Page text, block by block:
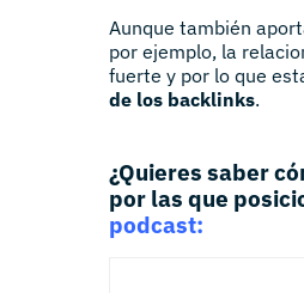
Aunque también
por ejemplo, la
fuerte y por lo que
de los backlinks.
¿Quieres saber
por las que
podcast: